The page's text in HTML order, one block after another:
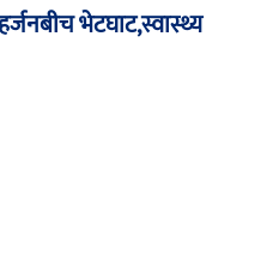
भेटघाट,स्वास्थ्य